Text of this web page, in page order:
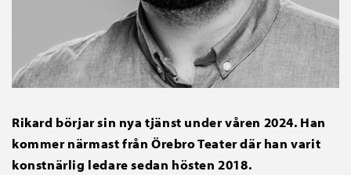
Rikard börjar sin nya tjänst under våren 2024. Han
kommer närmast från Örebro Teater där han varit
konstnärlig ledare sedan hösten 2018.